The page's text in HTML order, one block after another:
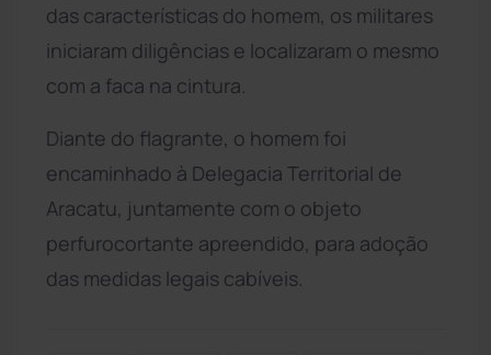
das características do homem, os militares
iniciaram diligências e localizaram o mesmo
com a faca na cintura.
Diante do flagrante, o homem foi
encaminhado à Delegacia Territorial de
Aracatu, juntamente com o objeto
perfurocortante apreendido, para adoção
das medidas legais cabíveis.